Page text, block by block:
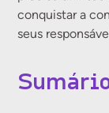
conquistar a
seus